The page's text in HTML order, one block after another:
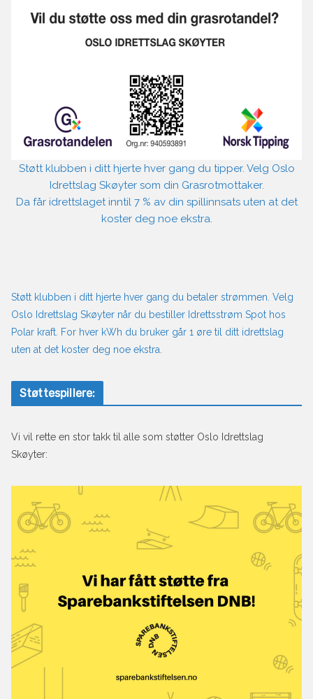
Støtt klubben i ditt hjerte hver gang du tipper. Velg Oslo
Idrettslag Skøyter som din Grasrotmottaker.
Da får idrettslaget inntil 7 % av din spillinnsats uten at det
koster deg noe ekstra.
Støtt klubben i ditt hjerte hver gang du betaler strømmen. Velg
Oslo Idrettslag Skøyter når du bestiller Idrettsstrøm Spot hos
Polar kraft. For hver kWh du bruker går 1 øre til ditt idrettslag
uten at det koster deg noe ekstra.
Støttespillere:
Vi vil rette en stor takk til alle som støtter Oslo Idrettslag
Skøyter: